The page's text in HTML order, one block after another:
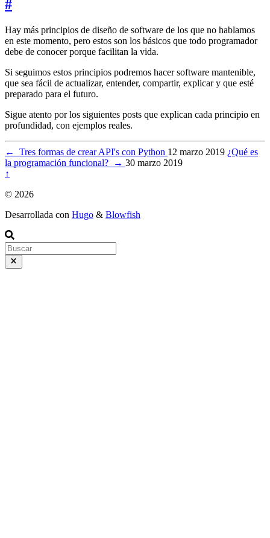
#
Hay más principios de diseño de software de los que no hablamos
en este momento, pero estos son los básicos que todo programador
debe de conocer porque facilitan la vida.
Si seguimos estos principios podremos hacer software mantenible,
que sea fácil de actualizar, entender, compartir, explicar y que esté
preparado para el futuro.
Sigue atento por los siguientes posts que explican cada principio en
profundidad, con ejemplos reales.
← Tres formas de crear API's con Python 12 marzo 2019 ¿Qué es
la programación funcional?
→ 30 marzo 2019
↑
© 2026
Desarrollada con Hugo & Blowfish